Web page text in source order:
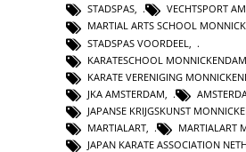
STADSPAS, VECHTSPORT
MARTIAL ARTS SCHOOL
STADSPAS VOORDEEL
KARATESCHOOL MONNICKENDAM
KARATE VERENIGING
JKA AMSTERDAM
JAPANSE KRIJGSKUNST
MARTIALART
MARTIALART
JAPAN KARATE ASSOCIATION